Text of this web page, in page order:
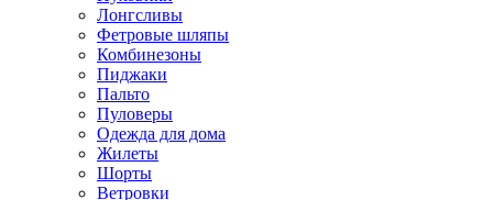
Лонгсливы
Фетровые шляпы
Комбинезоны
Пиджаки
Пальто
Пуловеры
Одежда для дома
Жилеты
Шорты
Ветровки